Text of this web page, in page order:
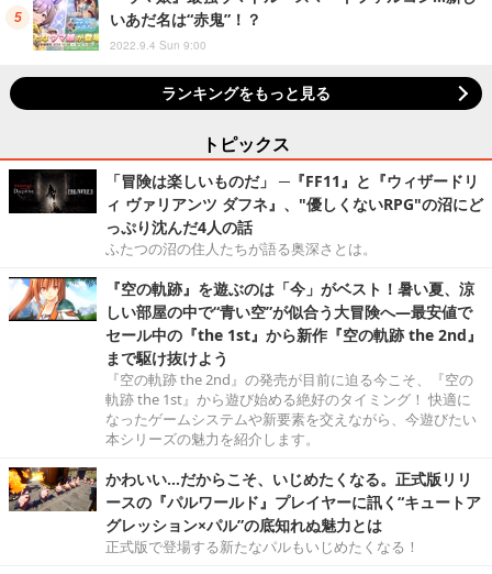
いあだ名は“赤鬼”！？
2022.9.4 Sun 9:00
ランキングをもっと見る
トピックス
「冒険は楽しいものだ」 ─『FF11』と『ウィザードリ
ィ ヴァリアンツ ダフネ』、"優しくないRPG"の沼にど
っぷり沈んだ4人の話
ふたつの沼の住人たちが語る奥深さとは。
『空の軌跡』を遊ぶのは「今」がベスト！暑い夏、涼
しい部屋の中で“青い空”が似合う大冒険へ―最安値で
セール中の『the 1st』から新作『空の軌跡 the 2nd』
まで駆け抜けよう
『空の軌跡 the 2nd』の発売が目前に迫る今こそ、『空の
軌跡 the 1st』から遊び始める絶好のタイミング！ 快適に
なったゲームシステムや新要素を交えながら、今遊びたい
本シリーズの魅力を紹介します。
かわいい…だからこそ、いじめたくなる。正式版リリ
ースの『パルワールド』プレイヤーに訊く“キュートア
グレッション×パル”の底知れぬ魅力とは
正式版で登場する新たなパルもいじめたくなる！